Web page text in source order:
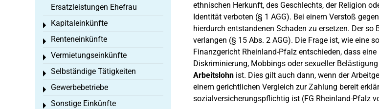
ethnischen Herkunft, des Geschlechts, der Religion
Identität verboten (§ 1 AGG). Bei einem Verstoß
hierdurch entstandenen Schaden zu ersetzen. Der
verlangen (§ 15 Abs. 2 AGG). Die Frage ist, wie eine
Finanzgericht Rheinland-Pfalz entschieden, dass eine
Diskriminierung, Mobbings oder sexueller
Arbeitslohnist. Dies gilt auch dann, wenn der
einem gerichtlichen Vergleich zur Zahlung bereit
sozialversicherungspflichtig ist (FG Rheinland-Pfalz
Ersatzleistungen Ehefrau
Kapitaleinkünfte
Toggle menu
Renteneinkünfte
Toggle menu
Vermietungseinkünfte
Toggle menu
Selbständige Tätigkeiten
Toggle menu
Gewerbebetriebe
Toggle menu
Sonstige Einkünfte
Toggle menu